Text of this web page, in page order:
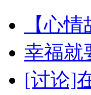
【心
幸福就
[讨论]